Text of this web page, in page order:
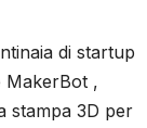
di startup
MakerBot ,
stampa 3D per